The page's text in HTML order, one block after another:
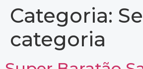
Categoria:
categoria